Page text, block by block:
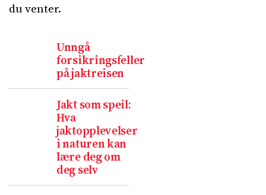
du venter.
Unngå
forsikringsfeller
på jaktreisen
Jakt som speil:
Hva
jaktopplevelser
i naturen kan
lære deg om
deg selv